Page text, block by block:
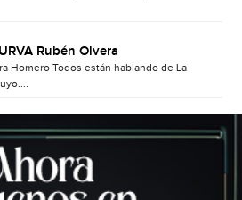
Rubén Olvera
Homero Todos están hablando de La